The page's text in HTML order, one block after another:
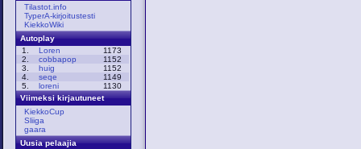
Tilastot.info
TyperA-kirjoitustesti
KiekkoWiki
Autoplay
1.
Loren
1173
2.
cobbapop
1152
3.
huig
1152
4.
seqe
1149
5.
loreni
1130
Viimeksi kirjautuneet
KiekkoCup
Sliiga
gaara
Uusia pelaajia